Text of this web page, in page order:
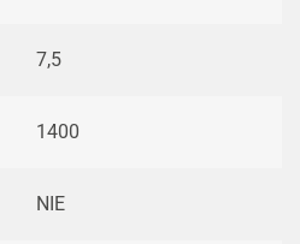
7,5
1400
NIE